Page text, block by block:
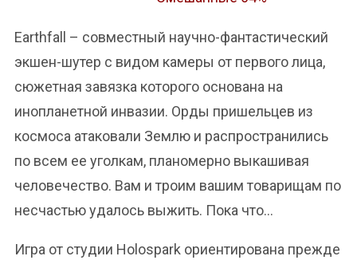
Earthfall – совместный научно-фантастический
экшен-шутер с видом камеры от первого лица,
сюжетная завязка которого основана на
инопланетной инвазии. Орды пришельцев из
космоса атаковали Землю и распространились
по всем ее уголкам, планомерно выкашивая
человечество. Вам и троим вашим товарищам по
несчастью удалось выжить. Пока что…
Игра от студии Holospark ориентирована прежде